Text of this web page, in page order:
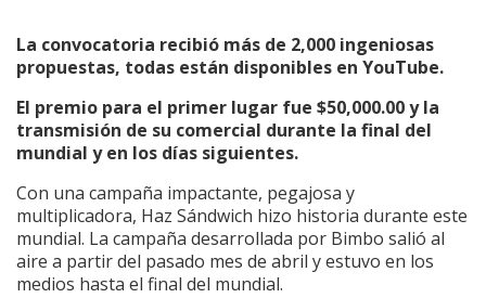
La convocatoria recibió más de 2,000 ingeniosas
propuestas, todas están disponibles en YouTube.
El premio para el primer lugar fue $50,000.00 y la
transmisión de su comercial durante la final del
mundial y en los días siguientes.
Con una campaña impactante, pegajosa y
multiplicadora, Haz Sándwich hizo historia durante este
mundial. La campaña desarrollada por Bimbo salió al
aire a partir del pasado mes de abril y estuvo en los
medios hasta el final del mundial.